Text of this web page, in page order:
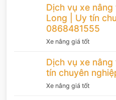
Dịch vụ xe nâng
Long | Uy tín
0868481555
Xe nâng giá tốt
Dịch vụ xe nâng
tín chuyên
Xe nâng giá tốt